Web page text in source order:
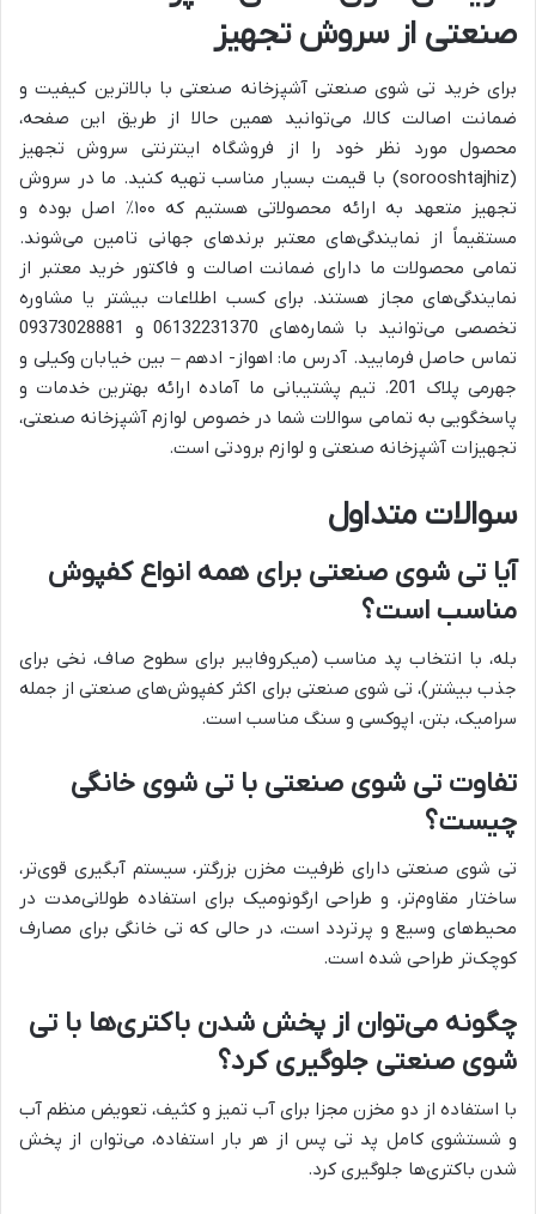
صنعتی از سروش تجهیز
برای خرید تی شوی صنعتی آشپزخانه صنعتی با بالاترین کیفیت و
ضمانت اصالت کالا، می‌توانید همین حالا از طریق این صفحه،
محصول مورد نظر خود را از فروشگاه اینترنتی سروش تجهیز
(sorooshtajhiz) با قیمت بسیار مناسب تهیه کنید. ما در
سروش
تجهیز
متعهد به ارائه محصولاتی هستیم که ۱۰۰٪ اصل بوده و
مستقیماً از نمایندگی‌های معتبر برندهای جهانی تامین می‌شوند.
تمامی محصولات ما دارای ضمانت اصالت و فاکتور خرید معتبر از
نمایندگی‌های مجاز هستند. برای کسب اطلاعات بیشتر یا مشاوره
تخصصی می‌توانید با شماره‌های 06132231370 و 09373028881
تماس حاصل فرمایید. آدرس ما: اهواز- ادهم – بین خیابان وکیلی و
جهرمی پلاک 201. تیم پشتیبانی ما آماده ارائه بهترین خدمات و
پاسخگویی به تمامی سوالات شما در خصوص لوازم آشپزخانه صنعتی،
تجهیزات آشپزخانه صنعتی و لوازم برودتی است.
سوالات متداول
آیا تی شوی صنعتی برای همه انواع کفپوش
مناسب است؟
بله، با انتخاب پد مناسب (میکروفایبر برای سطوح صاف، نخی برای
جذب بیشتر)، تی شوی صنعتی برای اکثر کفپوش‌های صنعتی از جمله
سرامیک، بتن، اپوکسی و سنگ مناسب است.
تفاوت تی شوی صنعتی با تی شوی خانگی
چیست؟
تی شوی صنعتی دارای ظرفیت مخزن بزرگتر، سیستم آبگیری قوی‌تر،
ساختار مقاوم‌تر، و طراحی ارگونومیک برای استفاده طولانی‌مدت در
محیط‌های وسیع و پرتردد است، در حالی که تی خانگی برای مصارف
کوچک‌تر طراحی شده است.
چگونه می‌توان از پخش شدن باکتری‌ها با تی
شوی صنعتی جلوگیری کرد؟
با استفاده از دو مخزن مجزا برای آب تمیز و کثیف، تعویض منظم آب
و شستشوی کامل پد تی پس از هر بار استفاده، می‌توان از پخش
شدن باکتری‌ها جلوگیری کرد.